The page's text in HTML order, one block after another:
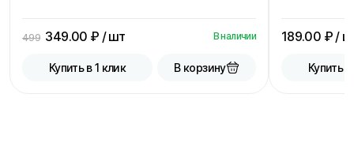
499 349.00 ₽ / шт В наличии
Купить в 1 клик В корзину
189.00 ₽ /
Купить в